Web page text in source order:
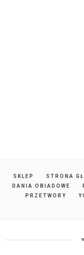
SKLEP STRONA
DANIA OBIADOWE
PRZETWORY